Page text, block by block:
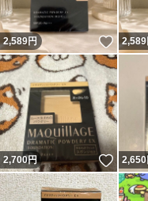
2,589円 いい
2,589
2,700円 いい
2,650